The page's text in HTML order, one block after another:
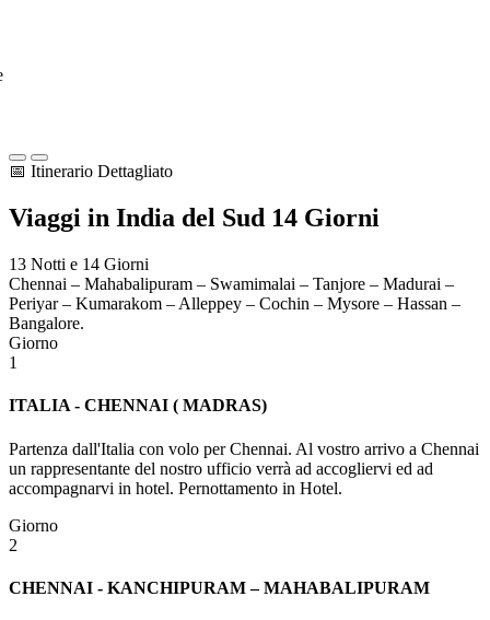
📅 Itinerario Dettagliato
Viaggi in India del Sud 14 Giorni
13 Notti e 14 Giorni
Chennai – Mahabalipuram – Swamimalai – Tanjore – Madurai –
Periyar – Kumarakom – Alleppey – Cochin – Mysore – Hassan –
Bangalore.
Giorno
1
ITALIA - CHENNAI ( MADRAS)
Partenza dall'Italia con volo per Chennai. Al vostro arrivo a Chennai
un rappresentante del nostro ufficio verrà ad accogliervi ed ad
accompagnarvi in hotel. Pernottamento in Hotel.
Giorno
2
CHENNAI - KANCHIPURAM – MAHABALIPURAM